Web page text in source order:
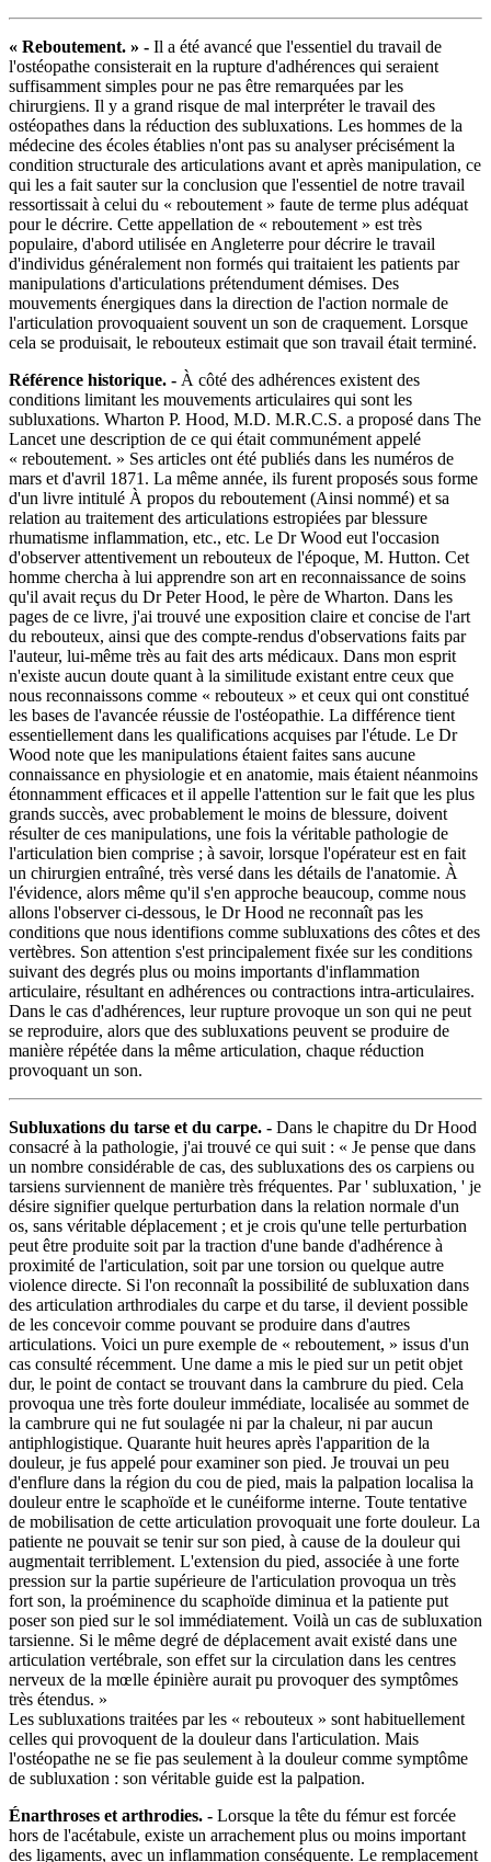
« Reboutement. » - Il a été avancé que l'essentiel du travail de
l'ostéopathe consisterait en la rupture d'adhérences qui seraient
suffisamment simples pour ne pas être remarquées par les
chirurgiens. Il y a grand risque de mal interpréter le travail des
ostéopathes dans la réduction des subluxations. Les hommes de la
médecine des écoles établies n'ont pas su analyser précisément la
condition structurale des articulations avant et après manipulation, ce
qui les a fait sauter sur la conclusion que l'essentiel de notre travail
ressortissait à celui du « reboutement » faute de terme plus adéquat
pour le décrire. Cette appellation de « reboutement » est très
populaire, d'abord utilisée en Angleterre pour décrire le travail
d'individus généralement non formés qui traitaient les patients par
manipulations d'articulations prétendument démises. Des
mouvements énergiques dans la direction de l'action normale de
l'articulation provoquaient souvent un son de craquement. Lorsque
cela se produisait, le rebouteux estimait que son travail était terminé.
Référence historique. - À côté des adhérences existent des
conditions limitant les mouvements articulaires qui sont les
subluxations. Wharton P. Hood, M.D. M.R.C.S. a proposé dans The
Lancet une description de ce qui était communément appelé
« reboutement. » Ses articles ont été publiés dans les numéros de
mars et d'avril 1871. La même année, ils furent proposés sous forme
d'un livre intitulé À propos du reboutement (Ainsi nommé) et sa
relation au traitement des articulations estropiées par blessure
rhumatisme inflammation, etc., etc. Le Dr Wood eut l'occasion
d'observer attentivement un rebouteux de l'époque, M. Hutton. Cet
homme chercha à lui apprendre son art en reconnaissance de soins
qu'il avait reçus du Dr Peter Hood, le père de Wharton. Dans les
pages de ce livre, j'ai trouvé une exposition claire et concise de l'art
du rebouteux, ainsi que des compte-rendus d'observations faits par
l'auteur, lui-même très au fait des arts médicaux. Dans mon esprit
n'existe aucun doute quant à la similitude existant entre ceux que
nous reconnaissons comme « rebouteux » et ceux qui ont constitué
les bases de l'avancée réussie de l'ostéopathie. La différence tient
essentiellement dans les qualifications acquises par l'étude. Le Dr
Wood note que les manipulations étaient faites sans aucune
connaissance en physiologie et en anatomie, mais étaient néanmoins
étonnamment efficaces et il appelle l'attention sur le fait que les plus
grands succès, avec probablement le moins de blessure, doivent
résulter de ces manipulations, une fois la véritable pathologie de
l'articulation bien comprise ; à savoir, lorsque l'opérateur est en fait
un chirurgien entraîné, très versé dans les détails de l'anatomie. À
l'évidence, alors même qu'il s'en approche beaucoup, comme nous
allons l'observer ci-dessous, le Dr Hood ne reconnaît pas les
conditions que nous identifions comme subluxations des côtes et des
vertèbres. Son attention s'est principalement fixée sur les conditions
suivant des degrés plus ou moins importants d'inflammation
articulaire, résultant en adhérences ou contractions intra-articulaires.
Dans le cas d'adhérences, leur rupture provoque un son qui ne peut
se reproduire, alors que des subluxations peuvent se produire de
manière répétée dans la même articulation, chaque réduction
provoquant un son.
Subluxations du tarse et du carpe. - Dans le chapitre du Dr Hood
consacré à la pathologie, j'ai trouvé ce qui suit : « Je pense que dans
un nombre considérable de cas, des subluxations des os carpiens ou
tarsiens surviennent de manière très fréquentes. Par ' subluxation, ' je
désire signifier quelque perturbation dans la relation normale d'un
os, sans véritable déplacement ; et je crois qu'une telle perturbation
peut être produite soit par la traction d'une bande d'adhérence à
proximité de l'articulation, soit par une torsion ou quelque autre
violence directe. Si l'on reconnaît la possibilité de subluxation dans
des articulation arthrodiales du carpe et du tarse, il devient possible
de les concevoir comme pouvant se produire dans d'autres
articulations. Voici un pure exemple de « reboutement, » issus d'un
cas consulté récemment. Une dame a mis le pied sur un petit objet
dur, le point de contact se trouvant dans la cambrure du pied. Cela
provoqua une très forte douleur immédiate, localisée au sommet de
la cambrure qui ne fut soulagée ni par la chaleur, ni par aucun
antiphlogistique. Quarante huit heures après l'apparition de la
douleur, je fus appelé pour examiner son pied. Je trouvai un peu
d'enflure dans la région du cou de pied, mais la palpation localisa la
douleur entre le scaphoïde et le cunéiforme interne. Toute tentative
de mobilisation de cette articulation provoquait une forte douleur. La
patiente ne pouvait se tenir sur son pied, à cause de la douleur qui
augmentait terriblement. L'extension du pied, associée à une forte
pression sur la partie supérieure de l'articulation provoqua un très
fort son, la proéminence du scaphoïde diminua et la patiente put
poser son pied sur le sol immédiatement. Voilà un cas de subluxation
tarsienne. Si le même degré de déplacement avait existé dans une
articulation vertébrale, son effet sur la circulation dans les centres
nerveux de la mœlle épinière aurait pu provoquer des symptômes
très étendus. »
Les subluxations traitées par les « rebouteux » sont habituellement
celles qui provoquent de la douleur dans l'articulation. Mais
l'ostéopathe ne se fie pas seulement à la douleur comme symptôme
de subluxation : son véritable guide est la palpation.
Énarthroses et arthrodies. - Lorsque la tête du fémur est forcée
hors de l'acétabule, existe un arrachement plus ou moins important
des ligaments, avec un inflammation conséquente. Le remplacement